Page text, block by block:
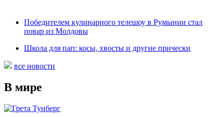
Победителем кулинарного телешоу в Румынии стал
повар из Молдовы
Школа для пап: косы, хвосты и другие прически
все новости
В мире